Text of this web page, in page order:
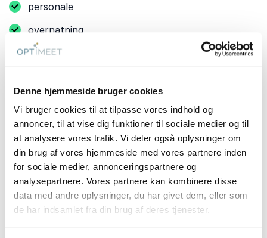
Denne hjemmeside bruger cookies
Vi bruger cookies til at tilpasse vores indhold og
annoncer, til at vise dig funktioner til sociale medier og til
at analysere vores trafik. Vi deler også oplysninger om
din brug af vores hjemmeside med vores partnere inden
for sociale medier, annonceringspartnere og
analysepartnere. Vores partnere kan kombinere disse
data med andre oplysninger, du har givet dem, eller som
de har indsamlet fra din brug af deres tjenester.
personale
overnatning
En firmajulefrokost med klassisk julemenu ligger ofte
mellem700-1.600 kr. pr. deltager, mens
herregårde med gourmetmenu og fri bar kan koste
mere.
Når I sammenligner tilbud, bør I undersøge, hvad der
er inkluderet. Personale, AV-udstyr, rengøring og
opdækning kan være med i prisen hos nogle venues,
mens andre opkræver disse ydelser separat.